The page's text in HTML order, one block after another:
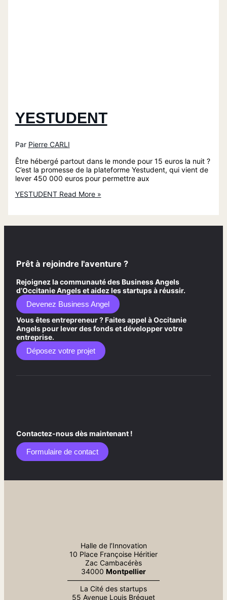
YESTUDENT
Par Pierre CARLI
Être hébergé partout dans le monde pour 15 euros la nuit ?
C’est la promesse de la plateforme Yestudent, qui vient de
lever 450 000 euros pour permettre aux
YESTUDENTRead More »
Prêt à rejoindre l'aventure ?
Rejoignez la communauté des Business Angels
d’Occitanie Angels et aidez les startups à réussir.
Devenez Business Angel
Vous êtes entrepreneur ? Faites appel à Occitanie
Angels pour lever des fonds et développer votre
entreprise.
Déposez votre projet
Contactez-nous dès maintenant !
Formulaire de contact​
Halle de l’Innovation
10 Place Françoise Héritier
Zac Cambacérès
34000 Montpellier
—————————————
La Cité des startups
55 Avenue Louis Bréguet